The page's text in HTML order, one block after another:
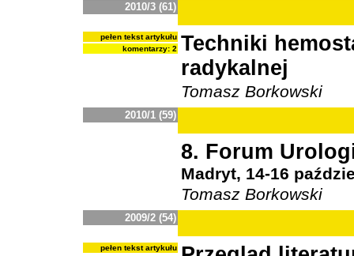
2010/3 (61)
pełen tekst artykułu
komentarzy: 2 Techniki
radykalnej
Tomasz Borkowski
2010/1 (59)
8. Forum
Madryt, 14-16
Tomasz Borkowski
2009/2 (54)
pełen tekst artykułu